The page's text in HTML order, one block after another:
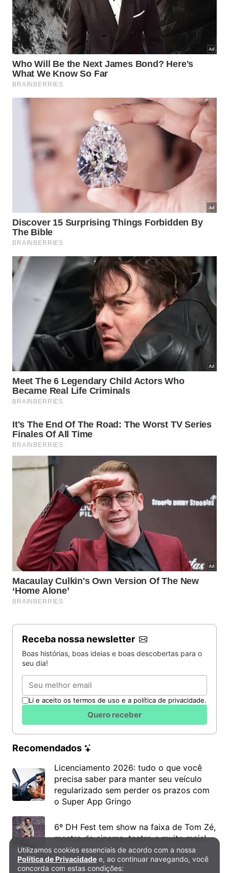
Receba nossa newsletter
Boas histórias, boas ideias e boas descobertas para o
seu dia!
Email
Li e aceito os termos de uso e a política de privacidade.
Quero receber
Recomendados
Licenciamento 2026: tudo o que você
precisa saber para manter seu veículo
regularizado sem perder os prazos com
o Super App Gringo
6º DH Fest tem show na faixa de Tom Zé,
mostra de cinema, teatro e muito mais!
Política de Privacidade e Cookies
Utilizamos cookies essenciais de acordo com a nossa
Política de Privacidade e, ao continuar navegando, você
concorda com estas condições: